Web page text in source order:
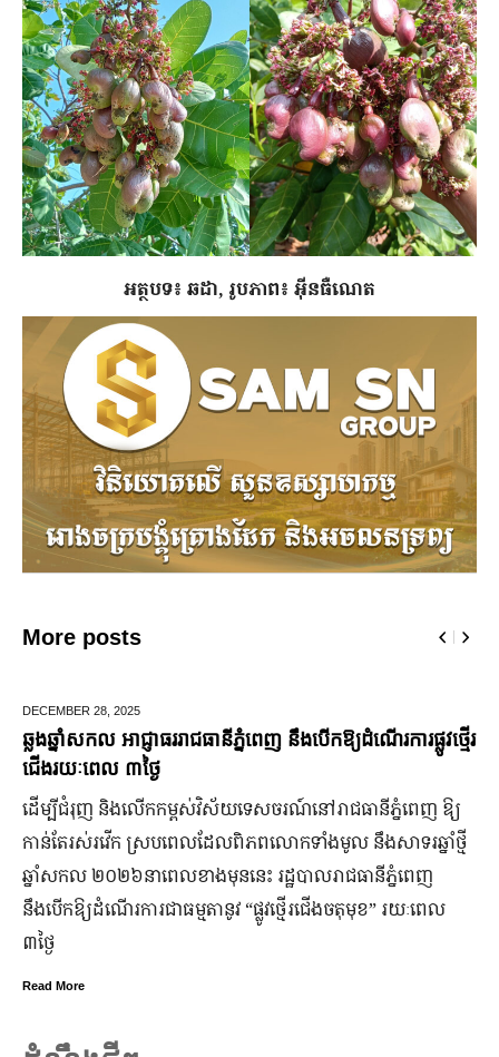
អត្ថបទ៖ ឆដា, រូបភាព៖ អ៊ីនធឺណេត
More posts
ានីភ្នំពេញ នឹងបើកឱ្យដំណើរការផ្លូវថ្មើរ
ស័យទេសចរណ៍នៅរាជធានីភ្នំពេញ ឱ្យ
ែលពិភពលោកទាំងមូល នឹង​សាទរឆ្នាំថ្មី
មុននេះ រដ្ឋបាលរាជធានីភ្នំពេញ
នូវ “ផ្លូវថ្មើរជើងចតុមុខ” រយៈពេល
ក្រសួងយុត្តិធម៌៖ ការវាយ
ក្នុងការអនុវត្តការងារនេ
ព្រៀង...
Read More